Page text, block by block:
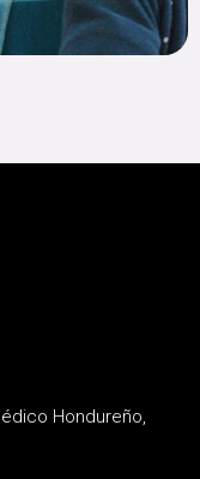
Hondureño,